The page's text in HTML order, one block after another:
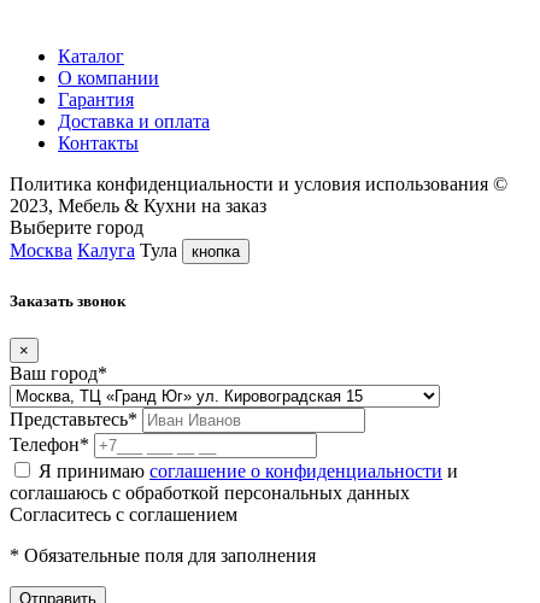
Каталог
О компании
Гарантия
Доставка и оплата
Контакты
Политика конфиденциальности и условия использования ©
2023, Мебель & Кухни на заказ
Выберите город
Москва Калуга Тула кнопка
Заказать звонок
×
Ваш город*
Представьтесь*
Телефон*
Я принимаю соглашение о конфиденциальности и
соглашаюсь с обработкой персональных данных
Согласитесь с соглашением
* Обязательные поля для заполнения
Отправить